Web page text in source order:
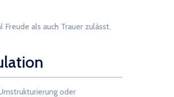
als auch Trauer zulässt,
oder